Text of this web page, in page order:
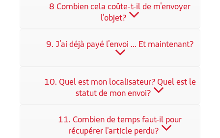
8 Combien cela coûte-t-il de m'envoyer
l'objet?
9. J'ai déjà payé l'envoi ... Et maintenant?
10. Quel est mon localisateur? Quel est le
statut de mon envoi?
11. Combien de temps faut-il pour
récupérer l'article perdu?